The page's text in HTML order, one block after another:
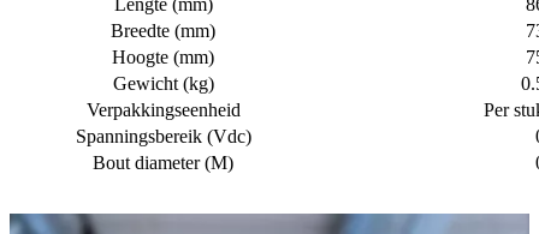
Lengte (mm)
Breedte (mm)
Hoogte (mm)
Gewicht (kg)
Verpakkingseenheid
Per
Spanningsbereik (Vdc)
Bout diameter (M)